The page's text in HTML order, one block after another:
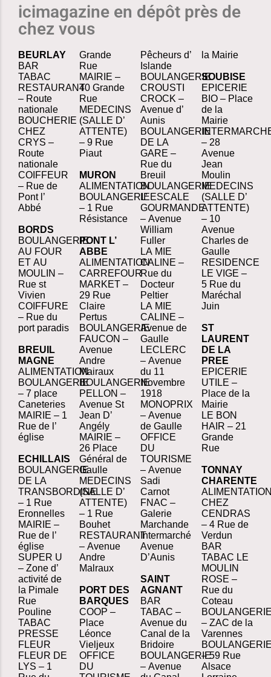
icimagazine en dépôt près de
chez vous
BEURLAY
BAR
TABAC
RESTAURANT
– Route
nationale
BOUCHERIE
CHEZ
CRYS –
Route
nationale
COIFFEUR
– Rue de
Pont l’
Abbé
BORDS
BOULANGERIE
AU FOUR
ET AU
MOULIN –
Rue st
Vivien
COIFFURE
– Rue du
port paradis
BREUIL
MAGNE
ALIMENTATION
BOULANGERIE
– 7 place
Caneteries
MAIRIE – 1
Rue de l’
église
ECHILLAIS
BOULANGERIE
DE LA
TRANSBORDINE
– 1 Rue
Eronnelles
MAIRIE –
Rue de l’
église
SUPER U
– Zone d’
activité de
la Pimale
Rue
Pouline
TABAC
PRESSE
FLEUR
FLEUR DE
LYS – 1
Grande
Rue
MAIRIE –
40 Grande
Rue
MEDECINS
(SALLE D’
ATTENTE)
– 9 Rue
Piaut
MURON
ALIMENTATION
BOULANGERIE
– 1 Rue
Résistance
PONT L’
ABBE
ALIMENTATION
CARREFOUR
MARKET –
29 Rue
Claire
Pertus
BOULANGERIE
FAUCON –
Avenue
Andre
Mairaux
BOULANGERIE
PELLON –
Avenue St
Jean D’
Angély
MAIRIE –
26 Place
Général de
Gaulle
MEDECINS
(SALLE D’
ATTENTE)
– 1 Rue
Bouhet
RESTAURANT
– Avenue
Andre
Malraux
PORT DES
BARQUES
COOP –
Place
Léonce
Vieljeux
OFFICE
DU
Pêcheurs d’
Islande
BOULANGERIE
CROUSTI
CROCK –
Avenue d’
Aunis
BOULANGERIE
DE LA
GARE –
Rue du
Breuil
BOULANGERIE
L’ ESCALE
GOURMANDE
– Avenue
William
Fuller
LA MIE
CALINE –
Rue du
Docteur
Peltier
LA MIE
CALINE –
Avenue de
Gaulle
LECLERC
– Avenue
du 11
Novembre
1918
MONOPRIX
– Avenue
de Gaulle
OFFICE
DU
TOURISME
– Avenue
Sadi
Carnot
FNAC –
Galerie
Marchande
Intermarché
Avenue
D’Aunis
SAINT
AGNANT
BAR
TABAC –
Avenue du
Canal de la
Bridoire
BOULANGERIE
– Avenue
la Mairie
SOUBISE
EPICERIE
BIO – Place
de la
Mairie
– 28
Avenue
Jean
Moulin
MEDECINS
(SALLE D’
ATTENTE)
– 10
Avenue
Charles de
Gaulle
RESIDENCE
LE VIGE –
5 Rue du
Maréchal
Juin
ST
LAURENT
DE LA
PREE
EPICERIE
UTILE –
Place de la
Mairie
LE BON
HAIR – 21
Grande
Rue
TONNAY
CHARENTE
CHEZ
CENDRAS
– 4 Rue de
Verdun
BAR
TABAC LE
MOULIN
ROSE –
Rue du
Coteau
– ZAC de la
Varennes
– 59 Rue
Alsace